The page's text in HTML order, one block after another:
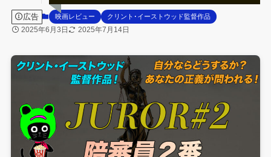
広告 映画レビュー クリント･イーストウッド監督作品
2025年6月3日 2025年7月14日